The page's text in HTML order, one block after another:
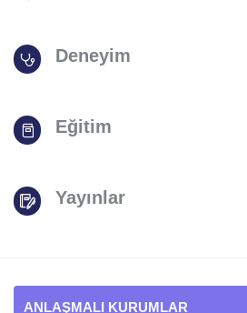
Deneyim
Eğitim
Yayınlar
ANLAŞMALI KURUMLAR